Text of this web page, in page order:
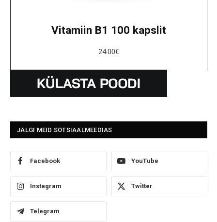
Vitamiin B1 100 kapslit
24.00€
JÄLGI MEID SOTSIAALMEEDIAS
Facebook YouTube
Instagram Twitter
Telegram